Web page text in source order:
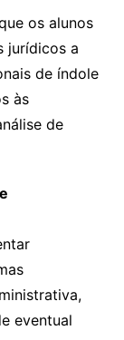
os alunos
jurídicos a
de índole
às
de
eventual